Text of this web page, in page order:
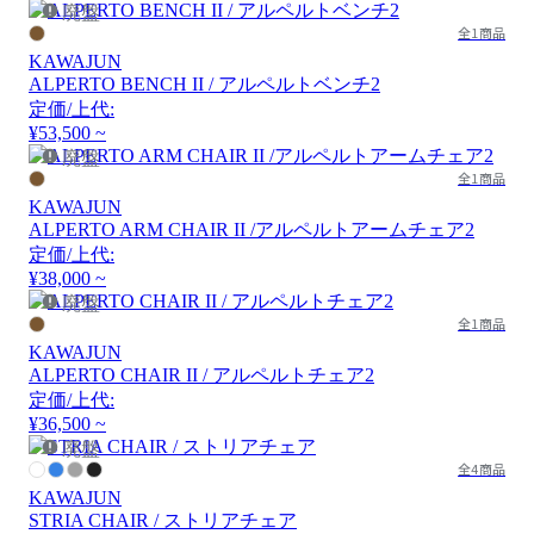
廃盤
全1商品
KAWAJUN
ALPERTO BENCH II / アルペルトベンチ2
定価/上代:
¥53,500 ~
廃盤
全1商品
KAWAJUN
ALPERTO ARM CHAIR II /アルペルトアームチェア2
定価/上代:
¥38,000 ~
廃盤
全1商品
KAWAJUN
ALPERTO CHAIR II / アルペルトチェア2
定価/上代:
¥36,500 ~
廃盤
全4商品
KAWAJUN
STRIA CHAIR / ストリアチェア